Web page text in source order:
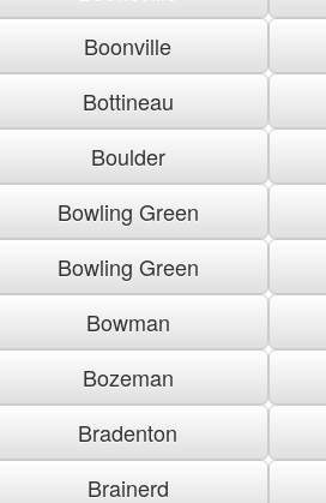
Boonville
Bottineau
Boulder
Bowling Green
Bowling Green
Bowman
Bozeman
Bradenton
Brainerd